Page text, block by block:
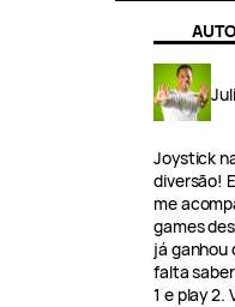
Joystick
diversão!
me
games
já ganhou
falta
1 e play 2.